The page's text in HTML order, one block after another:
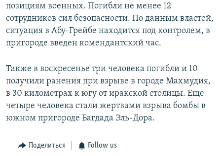
позициям военных. Погибли не менее 12
сотрудников сил безопасности. По данным властей,
ситуация в Абу-Грейбе находится под контролем, в
пригороде введен комендантский час.
Также в воскресенье три человека погибли и 10
получили ранения при взрыве в городе Махмудия,
в 30 километрах к югу от иракской столицы. Еще
четыре человека стали жертвами взрыва бомбы в
южном пригороде Багдада Эль-Дора.
Поделиться Follow us